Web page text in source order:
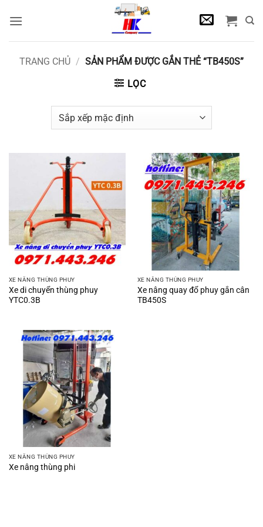
qua
TRANG CHỦ / SẢN PHẨM ĐƯỢC GẮN THẺ “TB450S”
LỌC
XE NÂNG THÙNG PHUY
Xe di chuyển thùng phuy
YTC0.3B
XE NÂNG THÙNG PHUY
Xe nâng quay đổ phuy gắn cân
TB450S
XE NÂNG THÙNG PHUY
Xe nâng thùng phi